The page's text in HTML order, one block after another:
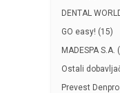
DENTAL
GO easy! (15)
MADESPA S.A.
Ostali
Prevest Denpro